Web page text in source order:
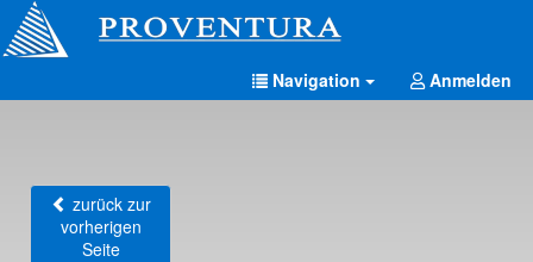
Navigation Anmelden
zurück zur
vorherigen
Seite